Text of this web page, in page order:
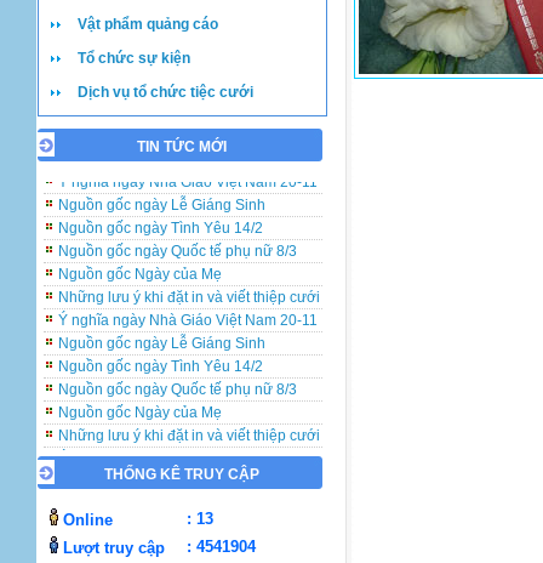
Vật phẩm quảng cáo
Tổ chức sự kiện
Dịch vụ tổ chức tiệc cưới
TIN TỨC MỚI
Những lưu ý khi đặt in và viết thiệp cưới
Nguồn gốc ngày Lễ Giáng Sinh
Nguồn gốc ngày Tình Yêu 14/2
Nguồn gốc ngày Quốc tế phụ nữ 8/3
Nguồn gốc Ngày của Mẹ
Những lưu ý khi đặt in và viết thiệp cưới
Ý nghĩa ngày Nhà Giáo Việt Nam 20-11
Nguồn gốc ngày Lễ Giáng Sinh
Nguồn gốc ngày Tình Yêu 14/2
Nguồn gốc ngày Quốc tế phụ nữ 8/3
Nguồn gốc Ngày của Mẹ
Những lưu ý khi đặt in và viết thiệp cưới
Ý nghĩa ngày Nhà Giáo Việt Nam 20-11
Nguồn gốc ngày Lễ Giáng Sinh
Nguồn gốc ngày Quốc tế phụ nữ 8/3
Nguồn gốc Ngày của Mẹ
THỐNG KÊ TRUY CẬP
Online
: 13
Lượt truy cập
: 4541904